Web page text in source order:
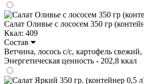
Салат Оливье с лососем 350 гр
Ккал: 409
Состав
Ветчина, лосось с/с, картофель
Энергетическая ценность - 202,8 ккал